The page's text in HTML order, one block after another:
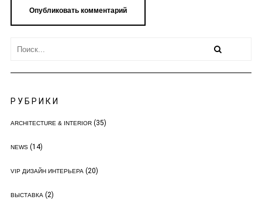
РУБРИКИ
ARCHITECTURE & INTERIOR(35)
NEWS(14)
VIP ДИЗАЙН ИНТЕРЬЕРА(20)
ВЫСТАВКА(2)